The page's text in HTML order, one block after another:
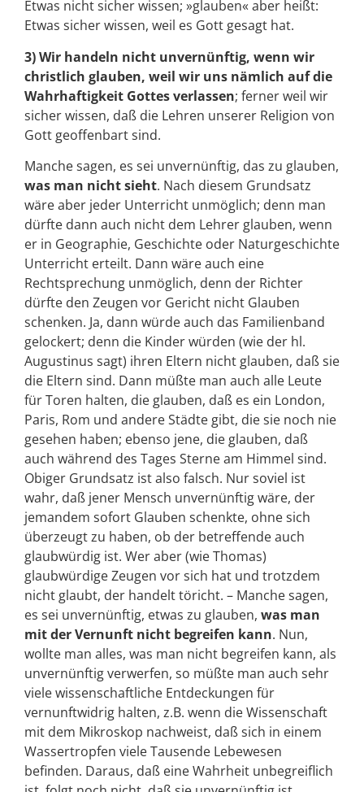
Etwas nicht sicher wissen; »glauben« aber heißt:
Etwas sicher wissen, weil es Gott gesagt hat.
3) Wir handeln nicht unvernünftig, wenn wir
christlich glauben, weil wir uns nämlich auf die
Wahrhaftigkeit Gottes verlassen; ferner weil wir
sicher wissen, daß die Lehren unserer Religion von
Gott geoffenbart sind.
Manche sagen, es sei unvernünftig, das zu glauben,
was man nicht sieht. Nach diesem Grundsatz
wäre aber jeder Unterricht unmöglich; denn man
dürfte dann auch nicht dem Lehrer glauben, wenn
er in Geographie, Geschichte oder Naturgeschichte
Unterricht erteilt. Dann wäre auch eine
Rechtsprechung unmöglich, denn der Richter
dürfte den Zeugen vor Gericht nicht Glauben
schenken. Ja, dann würde auch das Familienband
gelockert; denn die Kinder würden (wie der hl.
Augustinus sagt) ihren Eltern nicht glauben, daß sie
die Eltern sind. Dann müßte man auch alle Leute
für Toren halten, die glauben, daß es ein London,
Paris, Rom und andere Städte gibt, die sie noch nie
gesehen haben; ebenso jene, die glauben, daß
auch während des Tages Sterne am Himmel sind.
Obiger Grundsatz ist also falsch. Nur soviel ist
wahr, daß jener Mensch unvernünftig wäre, der
jemandem sofort Glauben schenkte, ohne sich
überzeugt zu haben, ob der betreffende auch
glaubwürdig ist. Wer aber (wie Thomas)
glaubwürdige Zeugen vor sich hat und trotzdem
nicht glaubt, der handelt töricht. – Manche sagen,
es sei unvernünftig, etwas zu glauben, was man
mit der Vernunft nicht begreifen kann. Nun,
wollte man alles, was man nicht begreifen kann, als
unvernünftig verwerfen, so müßte man auch sehr
viele wissenschaftliche Entdeckungen für
vernunftwidrig halten, z.B. wenn die Wissenschaft
mit dem Mikroskop nachweist, daß sich in einem
Wassertropfen viele Tausende Lebewesen
befinden. Daraus, daß eine Wahrheit unbegreiflich